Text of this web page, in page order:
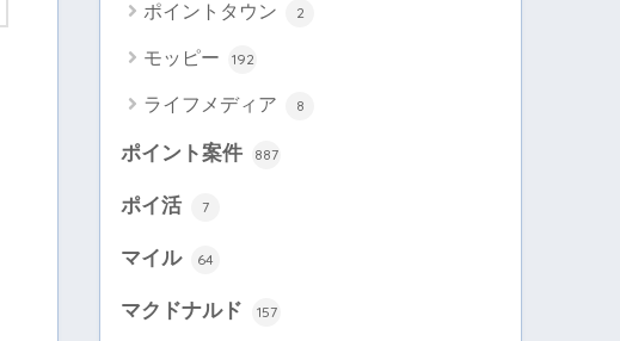
ポイントタウン 2
モッピー 192
ライフメディア 8
ポイント案件 887
ポイ活 7
マイル 64
マクドナルド 157